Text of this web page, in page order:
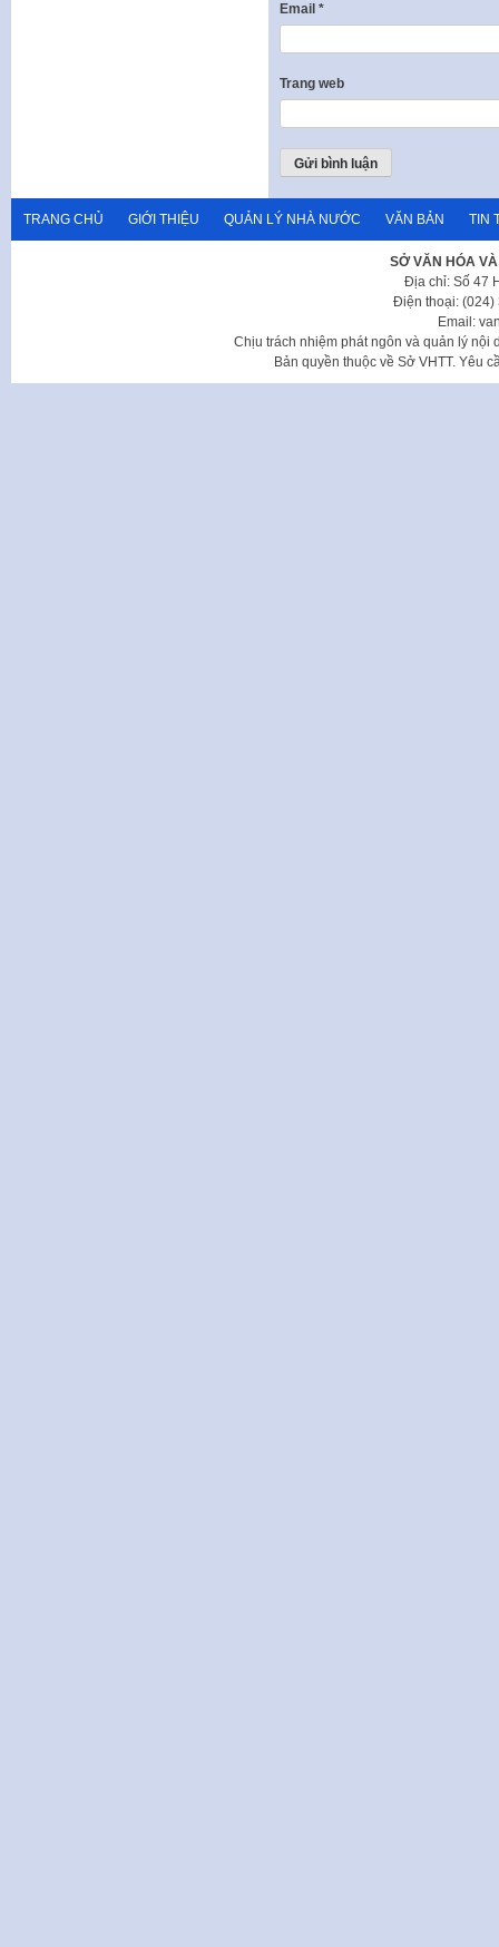
Email *
Trang web
TRANG CHỦ GIỚI THIỆU QUẢN LÝ NHÀ NƯỚC VĂN BẢN TIN
SỞ VĂN HÓA
Địa chỉ: Số 47
Điện thoại: (024)
Email:
Chịu trách nhiệm phát ngôn và quản lý nội
Bản quyền thuộc về Sở VHTT. Yêu